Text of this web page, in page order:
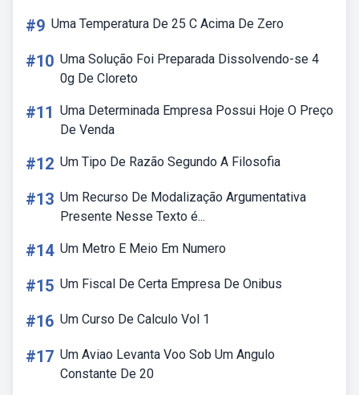
#9 Uma Temperatura De 25 C Acima De Zero
#10 Uma Solução Foi Preparada Dissolvendo-se 4
0g De Cloreto
#11 Uma Determinada Empresa Possui Hoje O Preço
De Venda
#12 Um Tipo De Razão Segundo A Filosofia
#13 Um Recurso De Modalização Argumentativa
Presente Nesse Texto é...
#14 Um Metro E Meio Em Numero
#15 Um Fiscal De Certa Empresa De Onibus
#16 Um Curso De Calculo Vol 1
#17 Um Aviao Levanta Voo Sob Um Angulo
Constante De 20